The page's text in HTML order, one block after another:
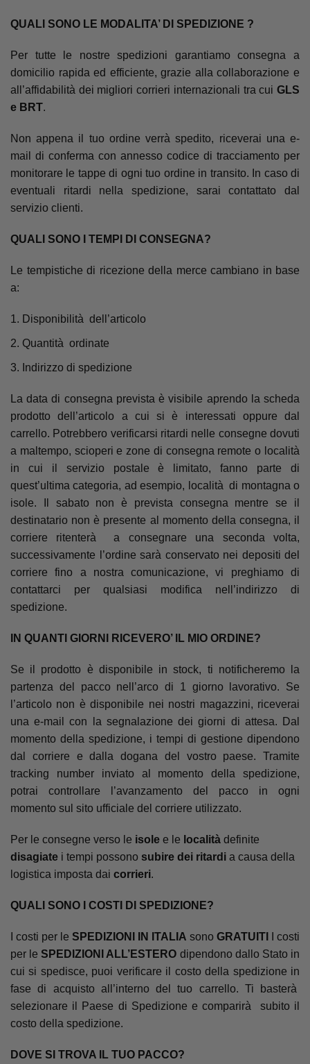
QUALI SONO LE MODALITA’ DI SPEDIZIONE ?
Per tutte le nostre spedizioni garantiamo consegna a
domicilio rapida ed efficiente, grazie alla collaborazione e
all’affidabilità dei migliori corrieri internazionali tra cui GLS
e BRT.
Non appena il tuo ordine verrà spedito, riceverai una e-
mail di conferma con annesso codice di tracciamento per
monitorare le tappe di ogni tuo ordine in transito. In caso di
eventuali ritardi nella spedizione, sarai contattato dal
servizio clienti.
QUALI SONO I TEMPI DI CONSEGNA?
Le tempistiche di ricezione della merce cambiano in base
a:
Disponibilità dell’articolo
Quantità ordinate
Indirizzo di spedizione
La data di consegna prevista è visibile aprendo la scheda
prodotto dell’articolo a cui si è interessati oppure dal
carrello. Potrebbero verificarsi ritardi nelle consegne dovuti
a maltempo, scioperi e zone di consegna remote o località
in cui il servizio postale è limitato, fanno parte di
quest’ultima categoria, ad esempio, località di montagna o
isole. Il sabato non è prevista consegna mentre se il
destinatario non è presente al momento della consegna, il
corriere ritenterà a consegnare una seconda volta,
successivamente l’ordine sarà conservato nei depositi del
corriere fino a nostra comunicazione, vi preghiamo di
contattarci per qualsiasi modifica nell’indirizzo di
spedizione.
IN QUANTI GIORNI RICEVERO’ IL MIO ORDINE?
Se il prodotto è disponibile in stock, ti notificheremo la
partenza del pacco nell’arco di 1 giorno lavorativo. Se
l’articolo non è disponibile nei nostri magazzini, riceverai
una e-mail con la segnalazione dei giorni di attesa. Dal
momento della spedizione, i tempi di gestione dipendono
dal corriere e dalla dogana del vostro paese. Tramite
tracking number inviato al momento della spedizione,
potrai controllare l’avanzamento del pacco in ogni
momento sul sito ufficiale del corriere utilizzato.
Per le consegne verso le isole e le località definite
disagiate i tempi possono subire dei ritardi a causa della
logistica imposta dai corrieri.
QUALI SONO I COSTI DI SPEDIZIONE?
I costi per le SPEDIZIONI IN ITALIA sono GRATUITI
I costi
per leSPEDIZIONI ALL’ESTERO dipendono dallo Stato in
cui si spedisce, puoi verificare il costo della spedizione in
fase di acquisto all’interno del tuo carrello. Ti basterà
selezionare il Paese di Spedizione e comparirà subito il
costo della spedizione.
DOVE SI TROVA IL TUO PACCO?